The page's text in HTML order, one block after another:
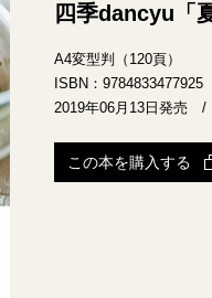
四季dancyu「
A4変型判（120頁）
ISBN：9784833477925
2019年06月13日発売 /
この本を購入する